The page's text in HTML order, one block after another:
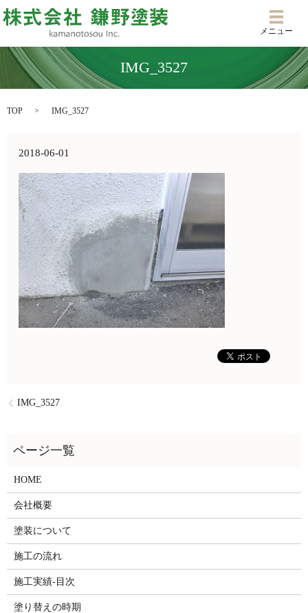
メニ
メニュー
IMG_3527
TOP IMG_3527
2018-06-01
IMG_3527
HOME
会社概要
塗装について
施工の流れ
施工実績-目次
塗り替えの時期